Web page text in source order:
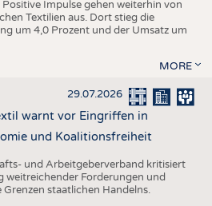
Impulse gehen weiterhin von
Textilien aus. Dort stieg die
um 4,0 Prozent und der Umsatz um
MORE
29.07.2026
warnt vor Eingriffen in
und Koalitionsfreiheit
und Arbeitgeberverband kritisiert
weitreichender Forderungen und
staatlichen Handelns.